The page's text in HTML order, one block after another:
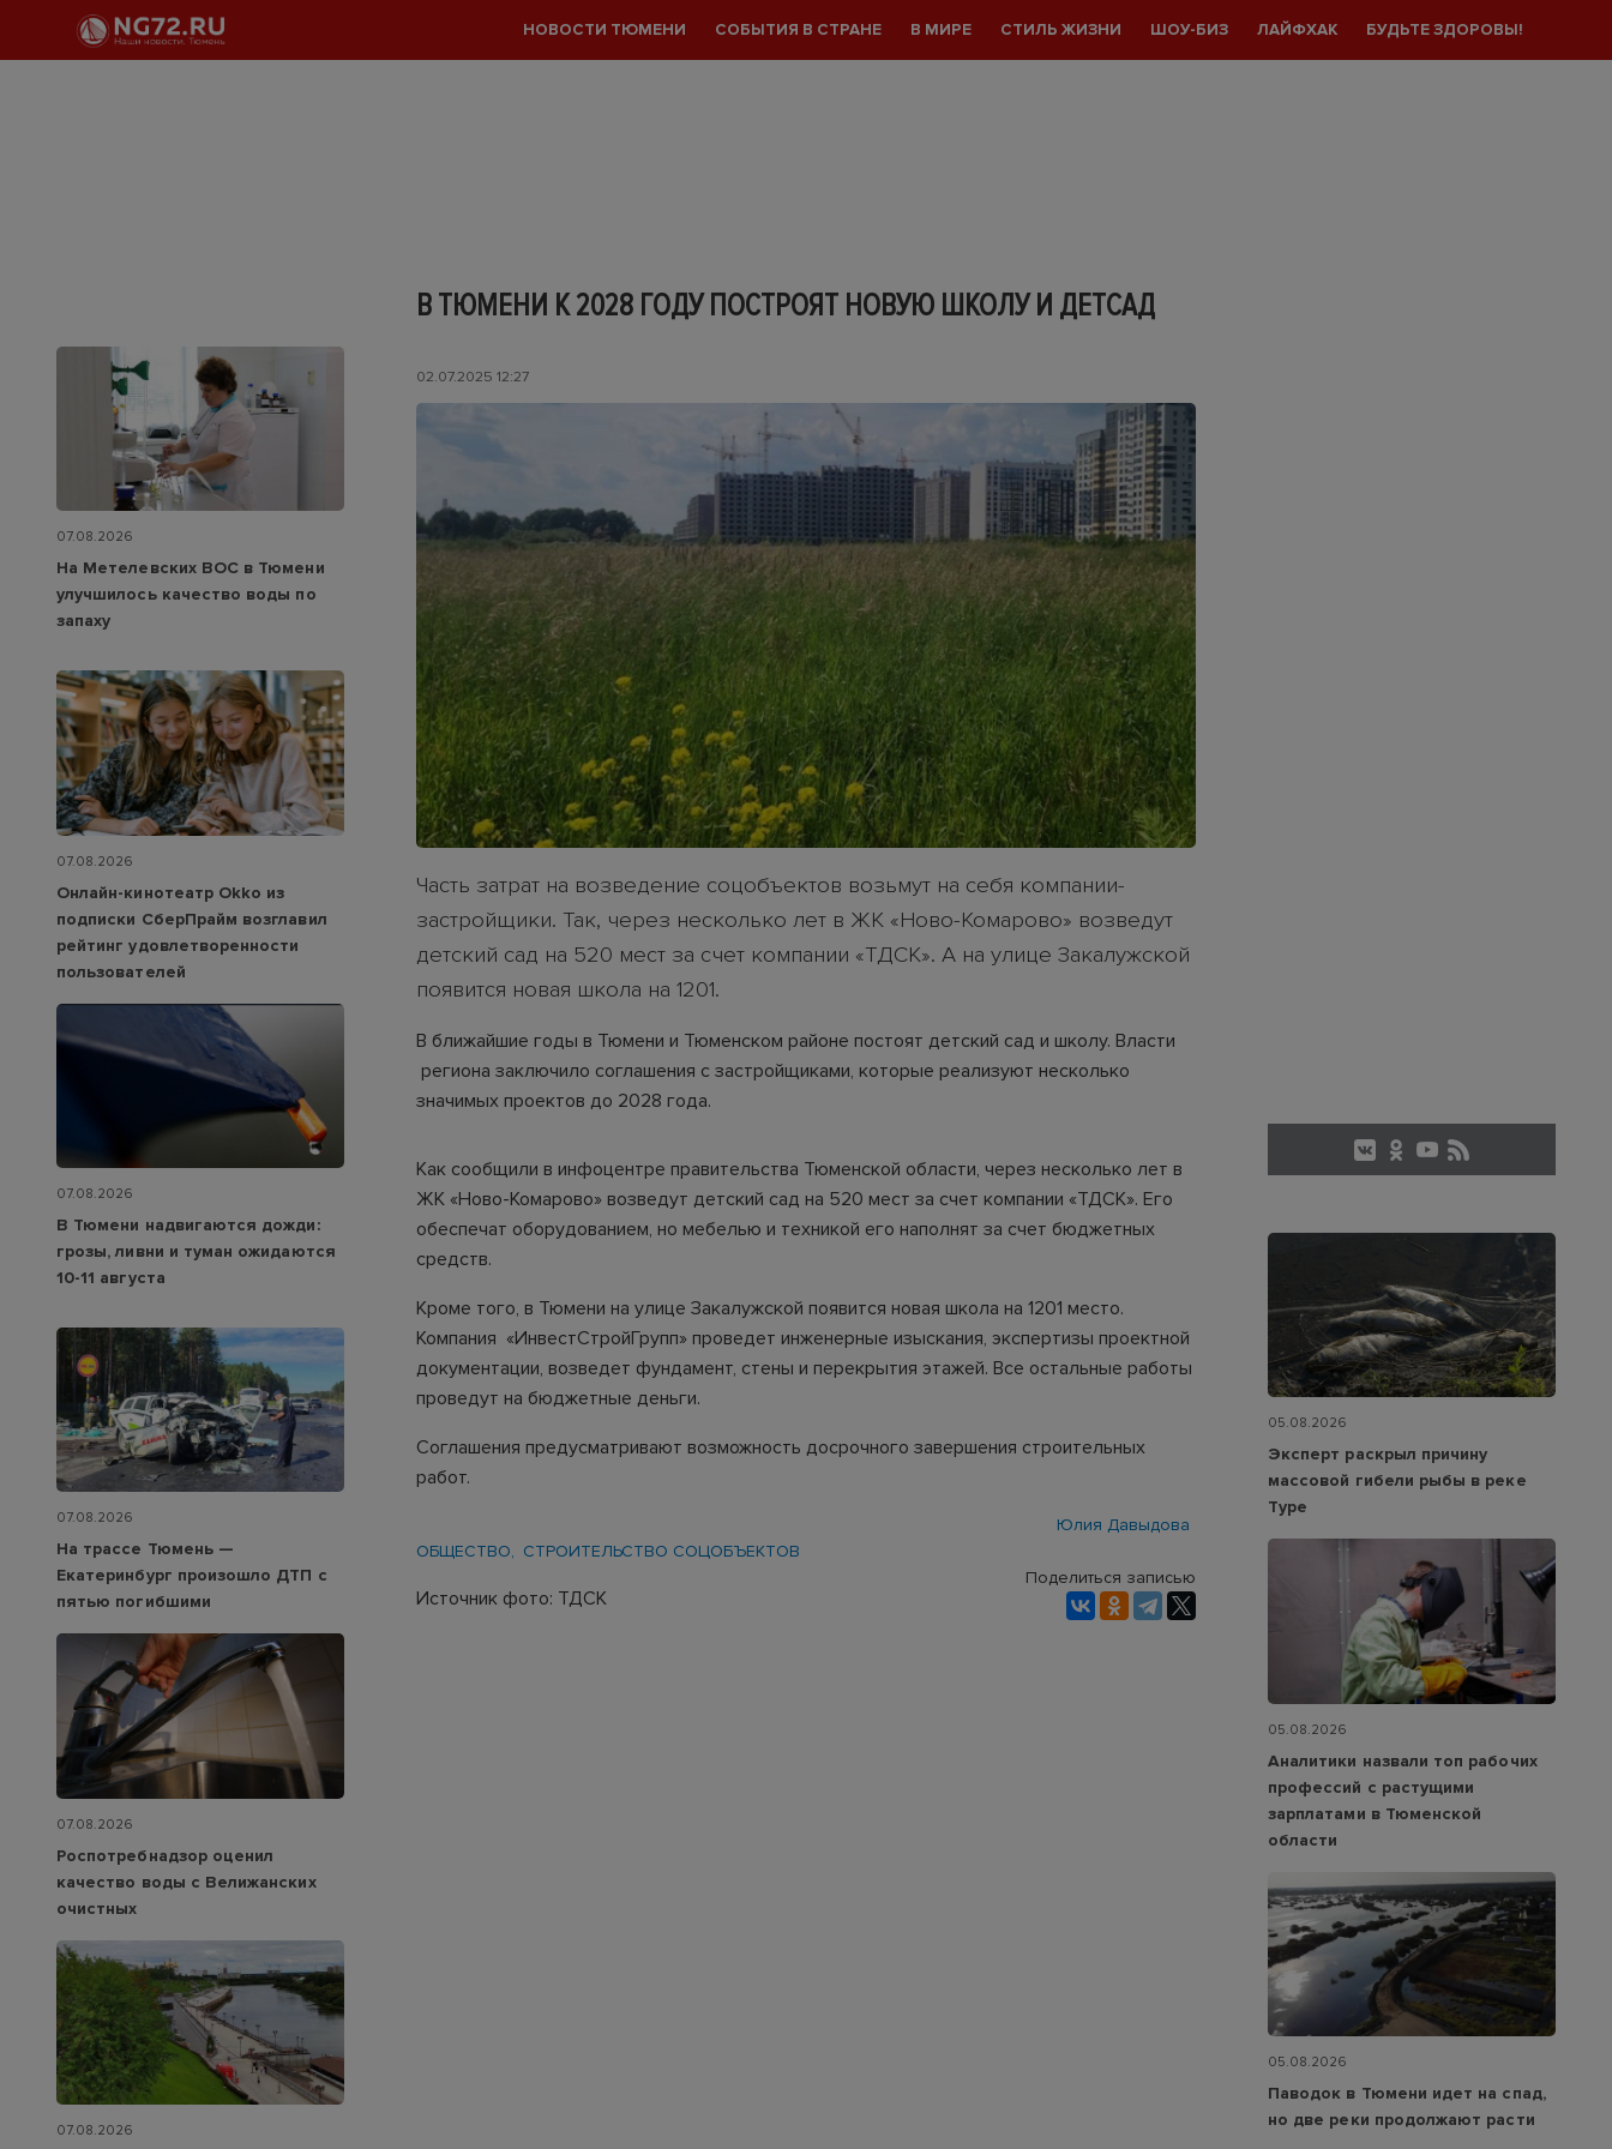
НОВОСТИ ТЮМЕНИ СОБЫТИЯ В СТРАНЕ В МИРЕ СТИЛЬ ЖИЗНИ ШОУ-БИЗ ЛАЙФХАК БУДЬТЕ ЗДОРОВЫ!
В ТЮМЕНИ К 2028 ГОДУ ПОСТРОЯТ НОВУЮ ШКОЛУ И ДЕТСАД
02.07.2025 12:27
Часть затрат на возведение соцобъектов возьмут на себя компании-
застройщики. Так, через несколько лет в ЖК «Ново-Комарово» возведут
детский сад на 520 мест за счет компании «ТДСК». А на улице Закалужской
появится новая школа на 1201.
В ближайшие годы в Тюмени и Тюменском районе постоят детский сад и школу. Власти
региона заключило соглашения с застройщиками, которые реализуют несколько
значимых проектов до 2028 года.
Как сообщили в инфоцентре правительства Тюменской области, через несколько лет в
ЖК «Ново-Комарово» возведут детский сад на 520 мест за счет компании «ТДСК». Его
обеспечат оборудованием, но мебелью и техникой его наполнят за счет бюджетных
средств.
Кроме того, в Тюмени на улице Закалужской появится новая школа на 1201 место.
Компания «ИнвестСтройГрупп» проведет инженерные изыскания, экспертизы проектной
документации, возведет фундамент, стены и перекрытия этажей. Все остальные работы
проведут на бюджетные деньги.
Соглашения предусматривают возможность досрочного завершения строительных
работ.
Юлия Давыдова
ОБЩЕСТВО
СТРОИТЕЛЬСТВО СОЦОБЪЕКТОВ
Источник фото: ТДСК
Поделиться записью
07.08.2026
На Метелевских ВОС в Тюмени
улучшилось качество воды по
запаху
07.08.2026
Онлайн-кинотеатр Okko из
подписки СберПрайм возглавил
рейтинг удовлетворенности
пользователей
07.08.2026
В Тюмени надвигаются дожди:
грозы, ливни и туман ожидаются
10-11 августа
07.08.2026
На трассе Тюмень —
Екатеринбург произошло ДТП с
пятью погибшими
07.08.2026
Роспотребнадзор оценил
качество воды с Велижанских
очистных
07.08.2026
05.08.2026
Эксперт раскрыл причину
массовой гибели рыбы в реке
Туре
05.08.2026
Аналитики назвали топ рабочих
профессий с растущими
зарплатами в Тюменской
области
05.08.2026
Паводок в Тюмени идет на спад,
но две реки продолжают расти